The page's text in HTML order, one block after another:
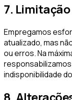
7.
Empregamos
atualizado, mas
ou erros. Na
indisponibilidade